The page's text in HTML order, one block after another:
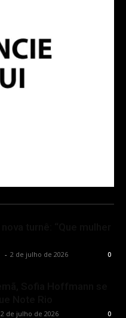
- 2 de julho de 2026 0
2 de julho de 2026 0